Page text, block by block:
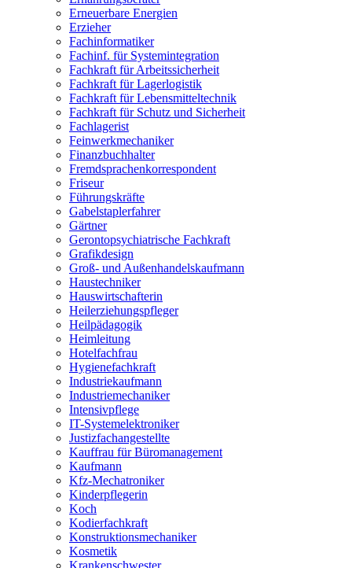
Erneuerbare Energien
Erzieher
Fachinformatiker
Fachinf. für Systemintegration
Fachkraft für Arbeitssicherheit
Fachkraft für Lagerlogistik
Fachkraft für Lebensmitteltechnik
Fachkraft für Schutz und Sicherheit
Fachlagerist
Feinwerkmechaniker
Finanzbuchhalter
Fremdsprachenkorrespondent
Friseur
Führungskräfte
Gabelstaplerfahrer
Gärtner
Gerontopsychiatrische Fachkraft
Grafikdesign
Groß- und Außenhandelskaufmann
Haustechniker
Hauswirtschafterin
Heilerziehungspfleger
Heilpädagogik
Heimleitung
Hotelfachfrau
Hygienefachkraft
Industriekaufmann
Industriemechaniker
Intensivpflege
IT-Systemelektroniker
Justizfachangestellte
Kauffrau für Büromanagement
Kaufmann
Kfz-Mechatroniker
Kinderpflegerin
Koch
Kodierfachkraft
Konstruktionsmechaniker
Kosmetik